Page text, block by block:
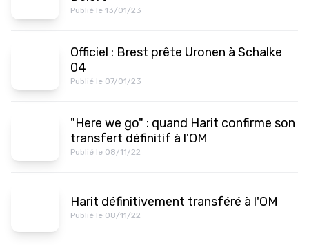
Publié le 13/01/23
Officiel : Brest prête Uronen à Schalke
04
Publié le 07/01/23
"Here we go" : quand Harit confirme son
transfert définitif à l'OM
Publié le 08/11/22
Harit définitivement transféré à l'OM
Publié le 08/11/22